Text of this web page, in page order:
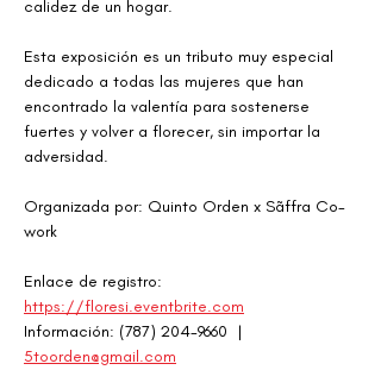
calidez de un hogar.
Esta exposición es un tributo muy especial
dedicado a todas las mujeres que han
encontrado la valentía para sostenerse
fuertes y volver a florecer, sin importar la
adversidad.
Organizada por: Quinto Orden x Sãffra Co-
work
Enlace de registro:
https://floresi.eventbrite.com
Información: (787) 204-9660  |
5toorden@gmail.com